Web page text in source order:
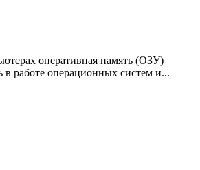
оперативная память (ОЗУ)
в работе операционных систем и...